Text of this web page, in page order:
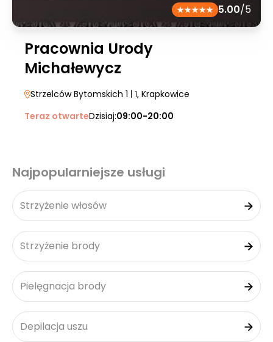
5.00/5
Pracownia Urody
Michałewycz
Strzelców Bytomskich 1 | 1, Krapkowice
Teraz otwarteDzisiaj:09:00-20:00
Najpopularniejsze usługi
Strzyżenie włosów
Strzyżenie brody
Pielęgnacja brody
Depilacja uszu